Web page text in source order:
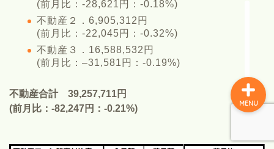
(前月比：-28,621円：-0.18%)
不動産２．6,905,312円
(前月比：-22,045円：-0.32%)
不動産３．16,588,532円
(前月比：–31,581円：-0.19%)
不動産合計 39,257,711円
(前月比：-82,247円：-0.21%)
MENU